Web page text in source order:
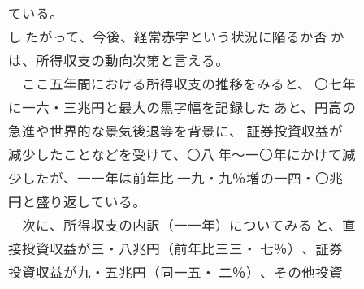
ている。
し たがって、今後、経常赤字という状況に陥るか否 か
は、所得収支の動向次第と言える。
ここ五年間における所得収支の推移をみると、 〇七年
に一六・三兆円と最大の黒字幅を記録した あと、円高の
急進や世界的な景気後退等を背景に、 証券投資収益が
減少したことなどを受けて、〇八 年〜一〇年にかけて減
少したが、一一年は前年比 一九・九％増の一四・〇兆
円と盛り返している。
次に、所得収支の内訳（一一年）についてみる と、直
接投資収益が三・八兆円（前年比三三・ 七％）、証券
投資収益が九・五兆円（同一五・ 二％）、その他投資